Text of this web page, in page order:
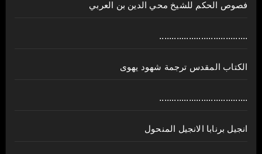
فصوص الحكم للشيخ محي الدين بن العربي
....................................
الكتاب المقدس ترجمة شهود يهوى
....................................
انجيل برنابا الانجيل المنحول